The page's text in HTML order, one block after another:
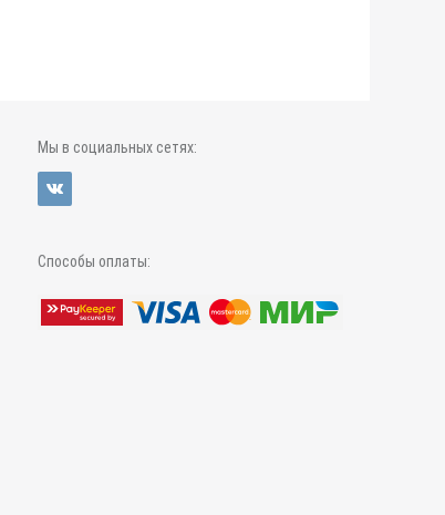
Мы в социальных сетях:
Способы оплаты: